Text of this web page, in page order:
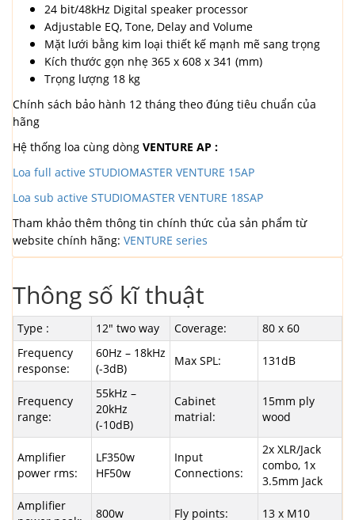
24 bit/48kHz Digital speaker processor
Adjustable EQ, Tone, Delay and Volume
Mặt lưới bằng kim loại thiết kế mạnh mẽ sang trọng
Kích thước gọn nhẹ 365 x 608 x 341 (mm)
Trọng lượng 18 kg
Chính sách bảo hành 12 tháng theo đúng tiêu chuẩn của
hãng
Hệ thống loa cùng dòng VENTURE AP :
Loa full active STUDIOMASTER VENTURE 15AP
Loa sub active STUDIOMASTER VENTURE 18SAP
Tham khảo thêm thông tin chính thức của sản phẩm từ
website chính hãng: VENTURE series
Thông số kĩ thuật
Type : 12″ two way Coverage:
80 x 60
Frequency
response:
60Hz – 18kHz
(-3dB)
Max SPL: 131dB
Frequency
range:
55kHz –
20kHz
(-10dB)
Cabinet
matrial:
15mm ply
wood
Amplifier
power rms:
LF350w
HF50w
Input
Connections:
2x XLR/Jack
combo, 1x
3.5mm Jack
Amplifier
800w Fly points: 13 x M10